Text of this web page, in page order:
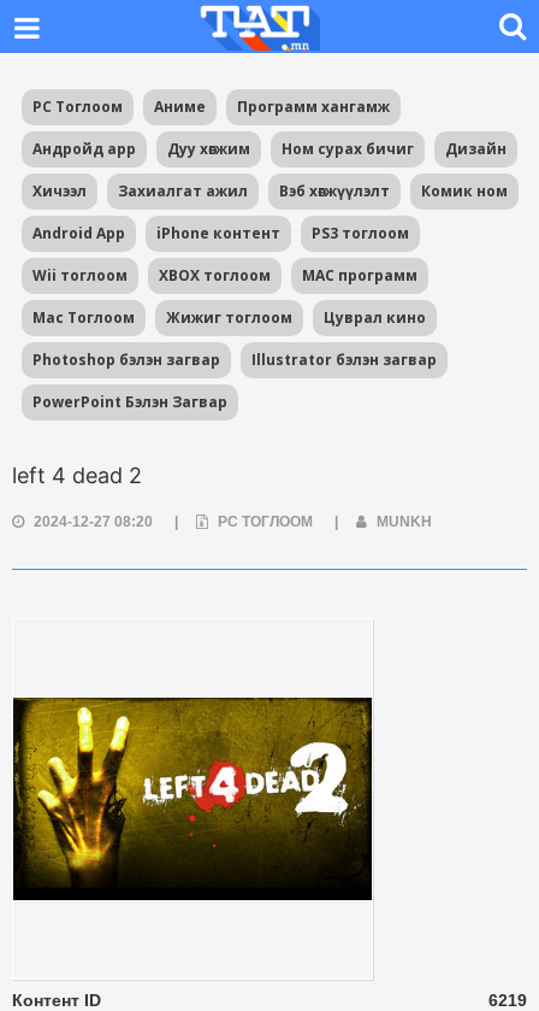
PC Тоглоом Аниме Программ хангамж
Андройд app Дуу хөгжим Ном сурах бичиг Дизайн
Хичээл Захиалгат ажил Вэб хөгжүүлэлт Комик ном
Android App iPhone контент PS3 тоглоом
Wii тоглоом XBOX тоглоом MAC программ
Mac Тоглоом Жижиг тоглоом Цуврал кино
Photoshop бэлэн загвар Illustrator бэлэн загвар
PowerPoint Бэлэн Загвар
left 4 dead 2
2024-12-27 08:20 PC ТОГЛООМ MUNKH
Контент ID 6219